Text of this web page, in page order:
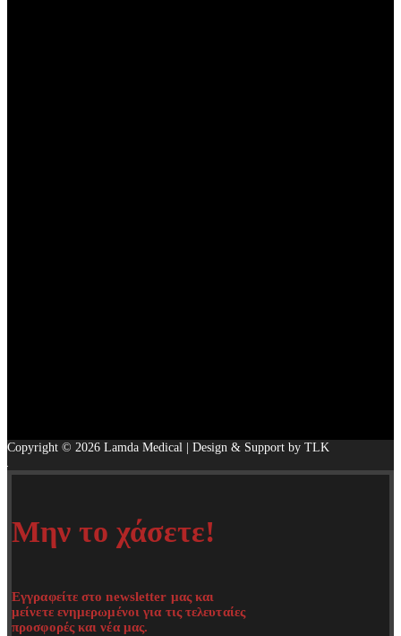
Copyright © 2026 Lamda Medical | Design & Support by TLK
Μην το χάσετε!
Εγγραφείτε στο newsletter μας και
μείνετε ενημερωμένοι για τις τελευταίες
προσφορές και νέα μας.